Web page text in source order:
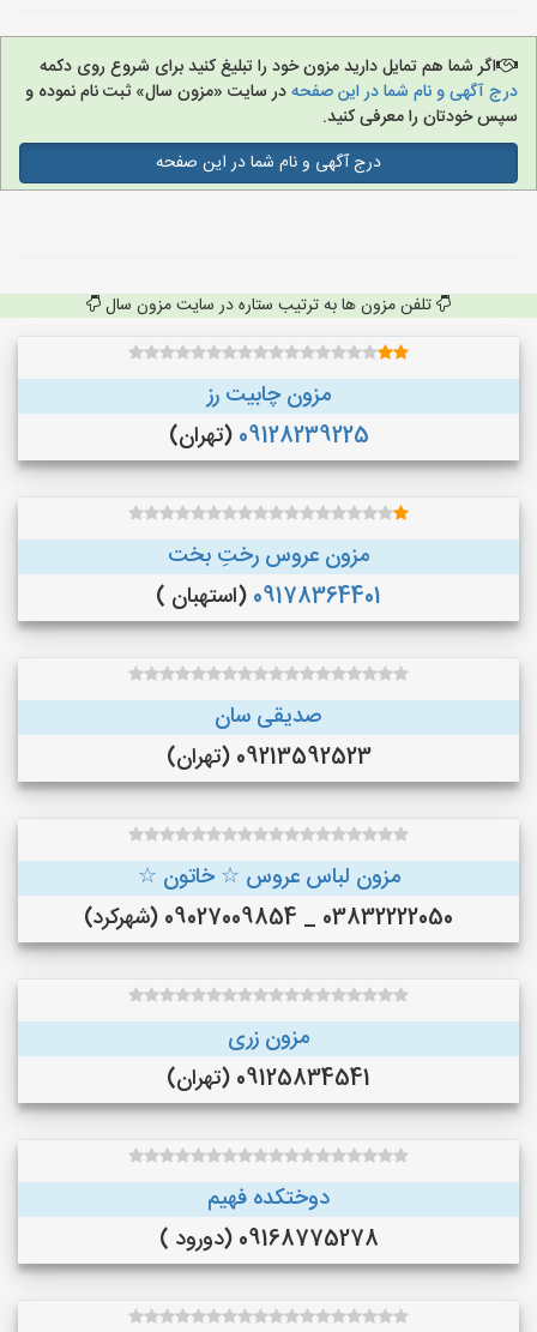
اگر شما هم تمایل دارید مزون خود را تبلیغ کنید برای شروع روی دکمه
درج آگهی و نام شما در این صفحهدر سایت «مزون سال» ثبت نام نموده و
سپس خودتان را معرفی کنید.
درج آگهی و نام شما در این صفحه
تلفن مزون ها به ترتیب ستاره در سایت مزون سال
مزون چابیت رز
09128239225 (تهران)
مزون عروس رختِ بخت
09178364401 (استهبان )
صدیقی سان
09213592523 (تهران)
مزون لباس عروس ☆ خاتون ☆
03832222050 _ 09027009854 (شهرکرد)
مزون زری
09125834541 (تهران)
دوختکده فهیم
09168775278 (دورود )